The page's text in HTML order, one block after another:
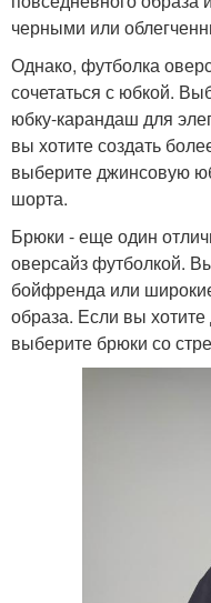
черными или
Однако, футболка
сочетаться с юбкой.
юбку-карандаш для
вы хотите создать
выберите джинсовую
шорта.
Брюки - еще один
оверсайз футболкой.
бойфренда или
образа. Если вы хотите
выберите брюки со